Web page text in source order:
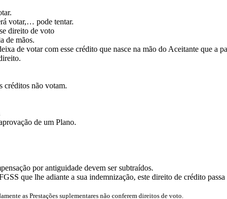
votar,… pode tentar.
direito de voto
de mãos.
de votar com esse crédito que nasce na mão do Aceitante que a
créditos não votam.
de um Plano.
por antiguidade devem ser subtraídos.
que lhe adiante a sua indemnização, este direito de crédito
as Prestações suplementares não conferem direitos de voto.